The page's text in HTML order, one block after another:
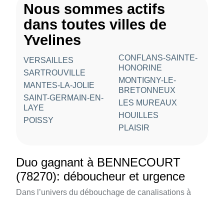
Nous sommes actifs
dans toutes villes de
Yvelines
VERSAILLES
SARTROUVILLE
MANTES-LA-JOLIE
SAINT-GERMAIN-EN-
LAYE
POISSY
CONFLANS-SAINTE-
HONORINE
MONTIGNY-LE-
BRETONNEUX
LES MUREAUX
HOUILLES
PLAISIR
Duo gagnant à BENNECOURT
(78270): déboucheur et urgence
Dans l’univers du débouchage de canalisations à